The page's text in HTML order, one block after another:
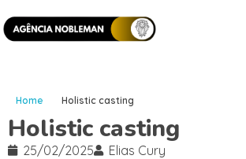
Home Holistic casting
Holistic casting
25/02/2025 Elias Cury